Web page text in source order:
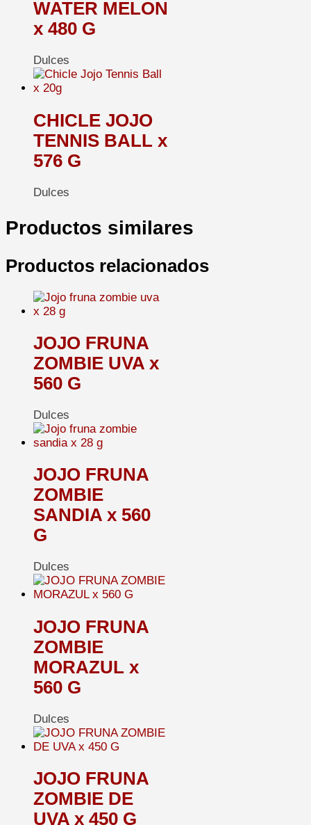
WATER MELON
x 480 G
Dulces
CHICLE JOJO
TENNIS BALL x
576 G
Dulces
Productos similares
Productos relacionados
JOJO FRUNA
ZOMBIE UVA x
560 G
Dulces
JOJO FRUNA
ZOMBIE
SANDIA x 560
G
Dulces
JOJO FRUNA
ZOMBIE
MORAZUL x
560 G
Dulces
JOJO FRUNA
ZOMBIE DE
UVA x 450 G